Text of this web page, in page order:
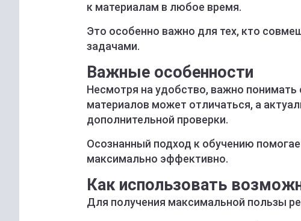
к материалам в любое время.
Это особенно важно для тех, кто
задачами.
Важные особенности
Несмотря на удобство, важно
материалов может отличаться, а
дополнительной проверки.
Осознанный подход к обучению
максимально эффективно.
Как использовать
Для получения максимальной пользы